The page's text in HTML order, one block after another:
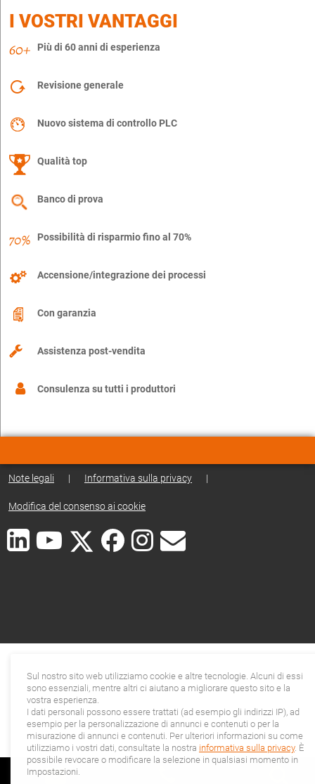
I VOSTRI VANTAGGI
Più di 60 anni di esperienza
Revisione generale
Nuovo sistema di controllo PLC
Qualità top
Banco di prova
Possibilità di risparmio fino al 70%
Accensione/integrazione dei processi
Con garanzia
Assistenza post-vendita
Consulenza su tutti i produttori
Note legali | Informativa sulla privacy |
Modifica del consenso ai cookie
Sul nostro sito web utilizziamo cookie e altre tecnologie. Alcuni di essi
sono essenziali, mentre altri ci aiutano a migliorare questo sito e la
vostra esperienza.
I dati personali possono essere trattati (ad esempio gli indirizzi IP), ad
esempio per la personalizzazione di annunci e contenuti o per la
misurazione di annunci e contenuti. Per ulteriori informazioni su come
utilizziamo i vostri dati, consultate la nostra informativa sulla privacy. È
possibile revocare o modificare la selezione in qualsiasi momento in
Impostazioni.